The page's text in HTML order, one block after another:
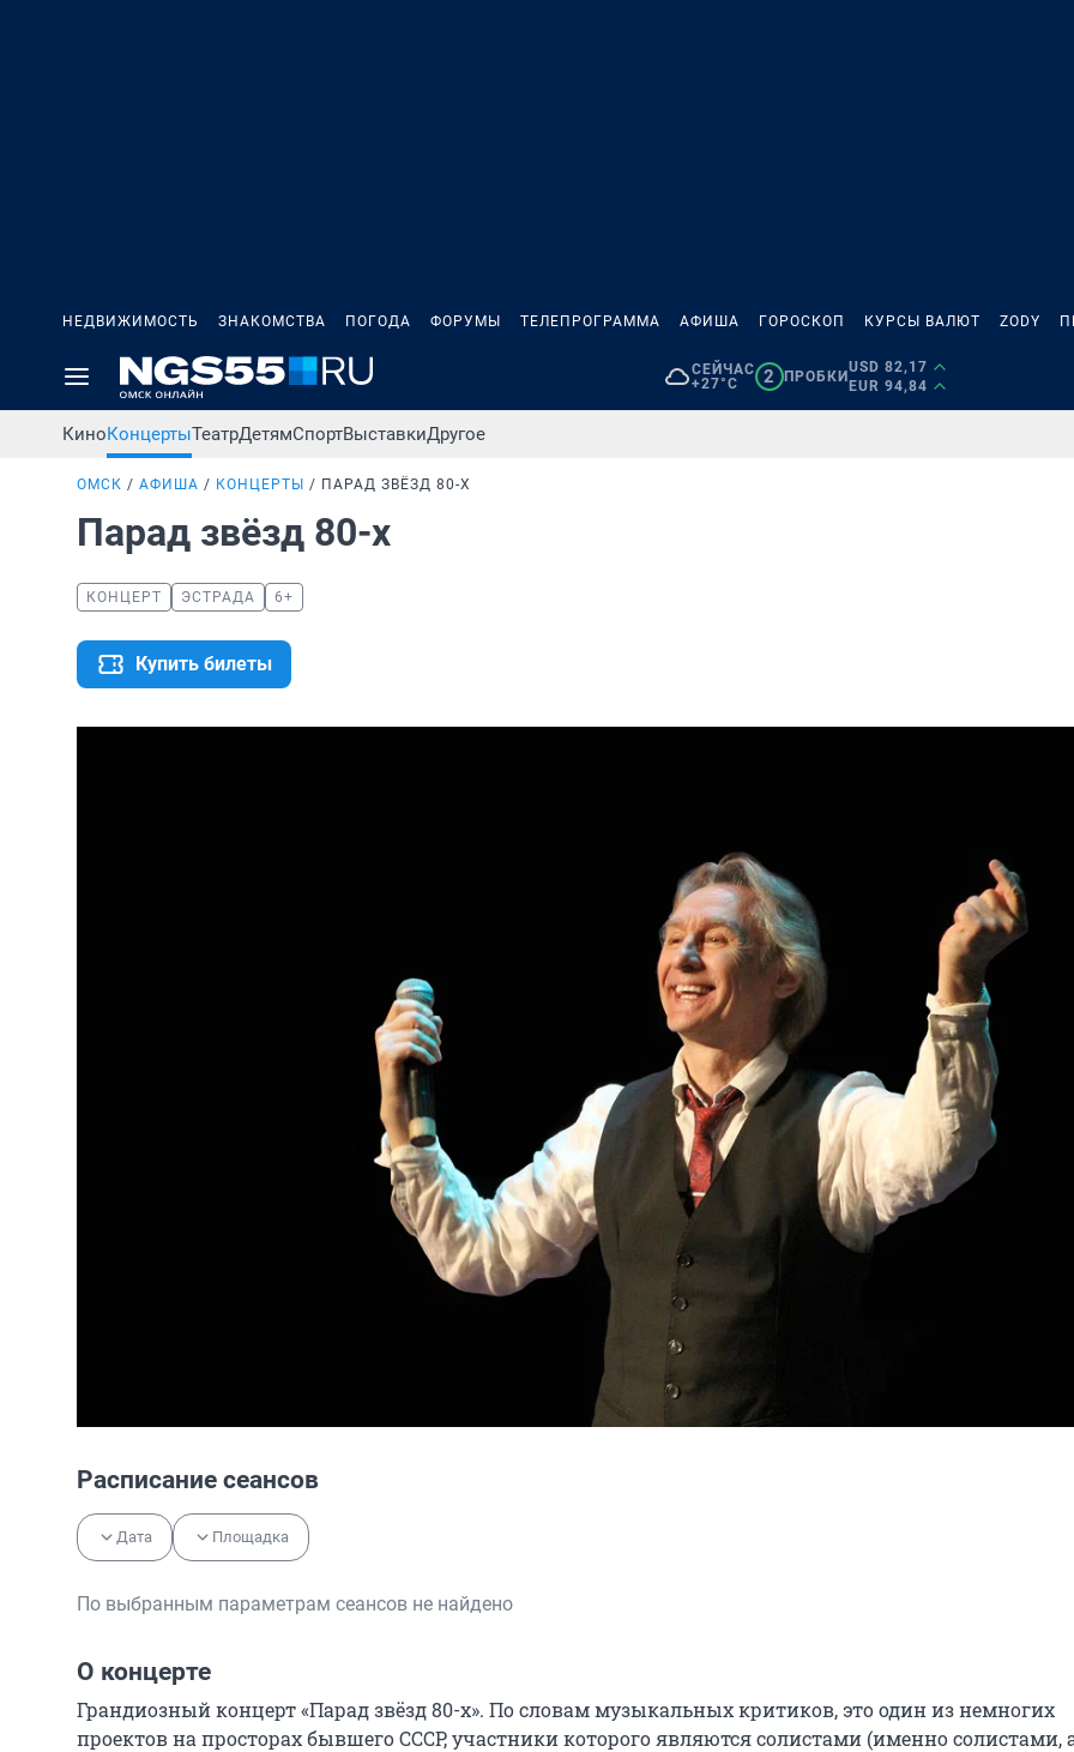
НЕДВИЖИМОСТЬ ЗНАКОМСТВА ПОГОДА ФОРУМЫ ТЕЛЕПРОГРАММА АФИША ГОРОСКОП КУРСЫ ВАЛЮТ ZODY
СЕЙЧАС
+27°C
2 ПРОБКИ
USD 82,17
EUR 94,84
КиноКонцертыТеатрДетямСпортВыставкиДругое
ОМСК АФИША КОНЦЕРТЫ ПАРАД ЗВЁЗД 80-Х
Парад звёзд 80-х
КОНЦЕРТ ЭСТРАДА 6+
Купить билеты
Расписание сеансов
Дата Площадка
По выбранным параметрам сеансов не найдено
О концерте
Грандиозный концерт «Парад звёзд 80-х». По словам музыкальных критиков, это один из немногих
проектов на просторах бывшего СССР, участники которого являются солистами (именно солистами,